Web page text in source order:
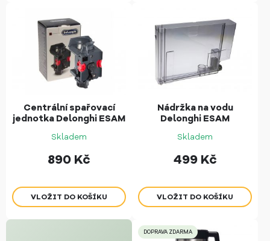
Centrální spařovací
jednotka Delonghi ESAM
Skladem
890 Kč
Nádržka na vodu
Delonghi ESAM
Skladem
499 Kč
DOPRAVA ZDARMA